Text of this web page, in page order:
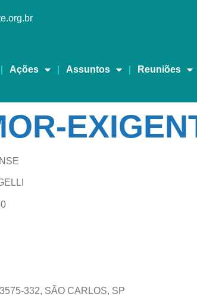
Ações Assuntos Reuniões
332, SÃO CARLOS, SP